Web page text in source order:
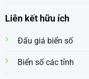
Liên kết hữu ích
Đấu giá biển số
Biển số các tỉnh